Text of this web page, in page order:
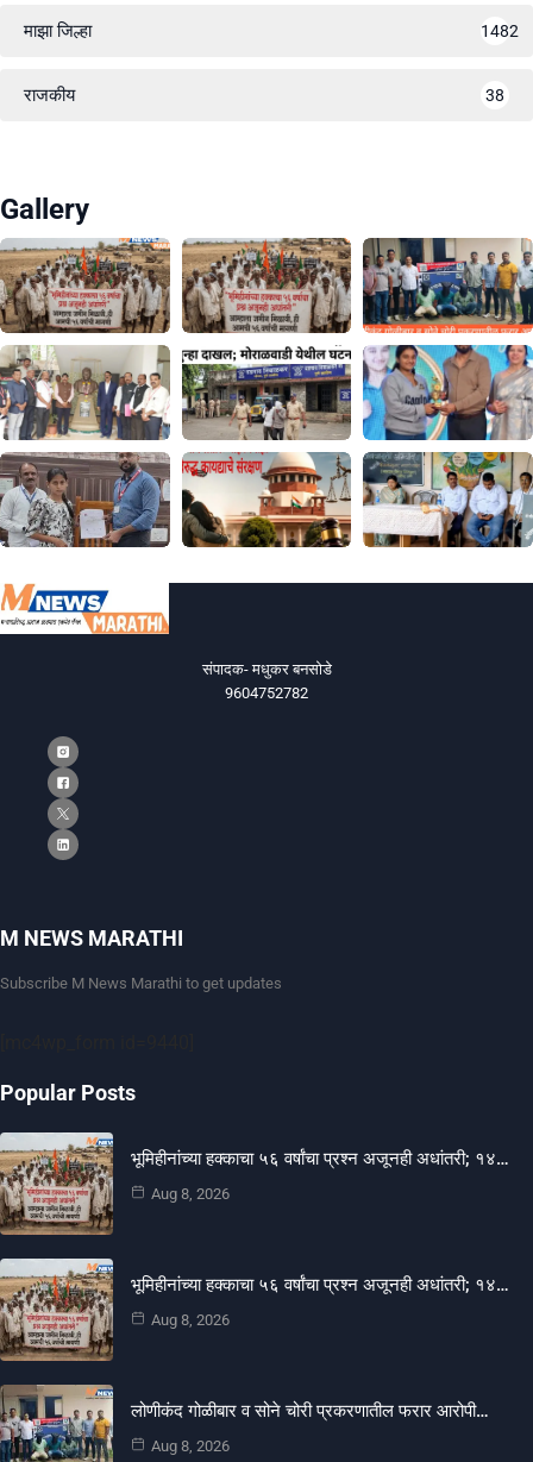
माझा जिल्हा 1482
राजकीय 38
Gallery
संपादक- मधुकर बनसोडे
9604752782
M NEWS MARATHI
Subscribe M News Marathi to get updates
Popular Posts
भूमिहीनांच्या हक्काचा ५६ वर्षांचा प्रश्न अजूनही अधांतरी; १४…
Aug 8, 2026
भूमिहीनांच्या हक्काचा ५६ वर्षांचा प्रश्न अजूनही अधांतरी; १४…
Aug 8, 2026
लोणीकंद गोळीबार व सोने चोरी प्रकरणातील फरार आरोपी…
Aug 8, 2026